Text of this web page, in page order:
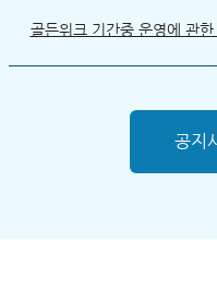
골든위크 기간중 운영에 관한
공지